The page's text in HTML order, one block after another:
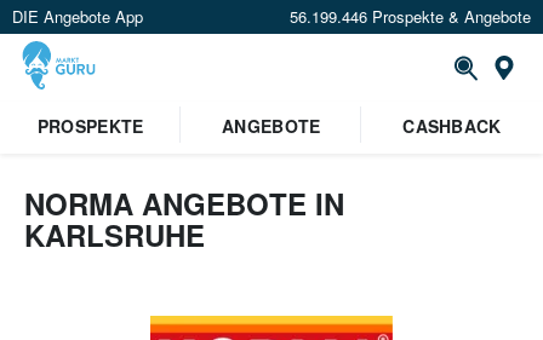
DIE Angebote App 56.199.446 Prospekte & Angebote
PROSPEKTE
ANGEBOTE CASHBACK
NORMA ANGEBOTE IN
KARLSRUHE